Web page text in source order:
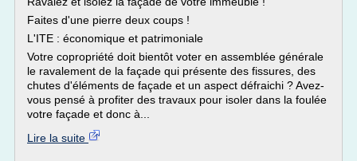
Faites d'une pierre deux coups !
L'ITE : économique et patrimoniale
Votre copropriété doit bientôt voter en assemblée générale
le ravalement de la façade qui présente des fissures, des
chutes d'éléments de façade et un aspect défraichi ? Avez-
vous pensé à profiter des travaux pour isoler dans la foulée
votre façade et donc à...
Lire la suite